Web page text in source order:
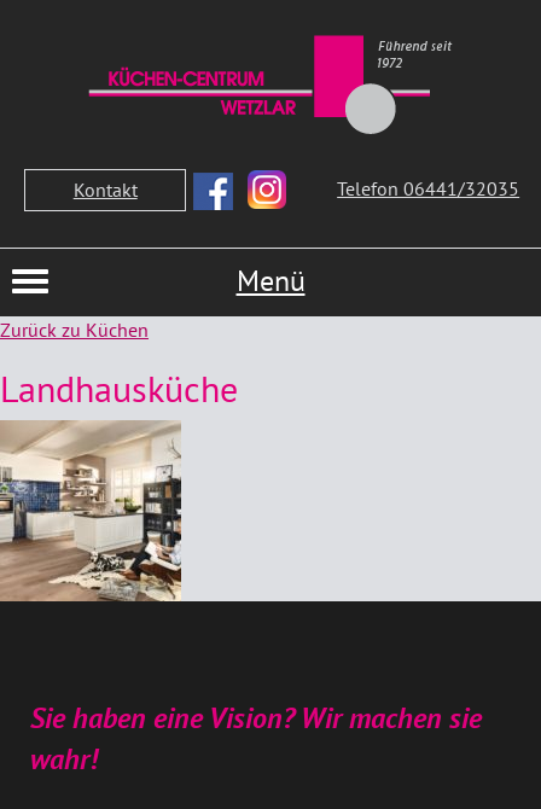
Kontakt Telefon 06441/32035
Menü
Zurück zu Küchen
Landhausküche
Sie haben eine Vision? Wir machen sie
wahr!